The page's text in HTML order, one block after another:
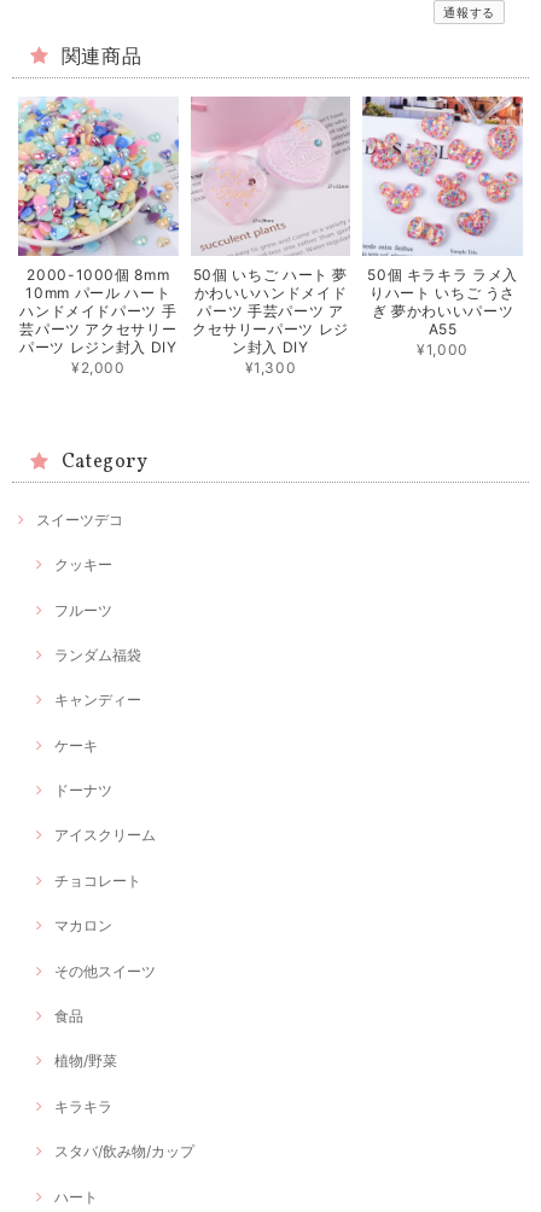
通報する
関連商品
2000-1000個 8mm
10mm パール ハート
ハンドメイドパーツ 手
芸パーツ アクセサリー
パーツ レジン封入 DIY
¥2,000
50個 いちご ハート 夢
かわいいハンドメイド
パーツ 手芸パーツ ア
クセサリーパーツ レジ
ン封入 DIY
¥1,300
50個 キラキラ ラメ入
りハート いちご うさ
ぎ 夢かわいいパーツ
A55
¥1,000
Category
スイーツデコ
クッキー
フルーツ
ランダム福袋
キャンディー
ケーキ
ドーナツ
アイスクリーム
チョコレート
マカロン
その他スイーツ
食品
植物/野菜
キラキラ
スタバ/飲み物/カップ
ハート